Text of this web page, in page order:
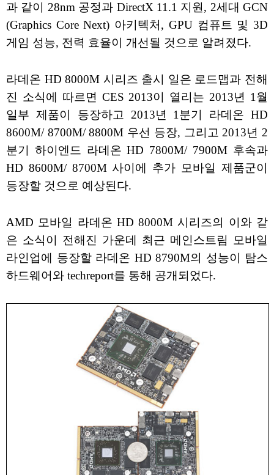
과 같이 28nm 공정과 DirectX 11.1 지원, 2세대 GCN
(Graphics Core Next) 아키텍처, GPU 컴퓨트 및 3D
게임 성능, 전력 효율이 개선될 것으로 알려졌다.
라데온 HD 8000M 시리즈 출시 일은 로드맵과 전해
진 소식에 따르면 CES 2013이 열리는 2013년 1월
일부 제품이 등장하고 2013년 1분기 라데온 HD
8600M/ 8700M/ 8800M 우선 등장, 그리고 2013년 2
분기 하이엔드 라데온 HD 7800M/ 7900M 후속과
HD 8600M/ 8700M 사이에 추가 모바일 제품군이
등장할 것으로 예상된다.
AMD 모바일 라데온 HD 8000M 시리즈의 이와 같
은 소식이 전해진 가운데 최근 메인스트림 모바일
라인업에 등장할 라데온 HD 8790M의 성능이 탐스
하드웨어와 techreport를 통해 공개되었다.